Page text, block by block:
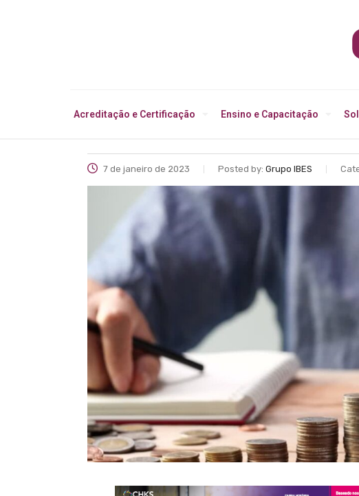
Acreditação e Certificação Ensino e Capacitação
7 de janeiro de 2023 Posted by: Grupo IBES